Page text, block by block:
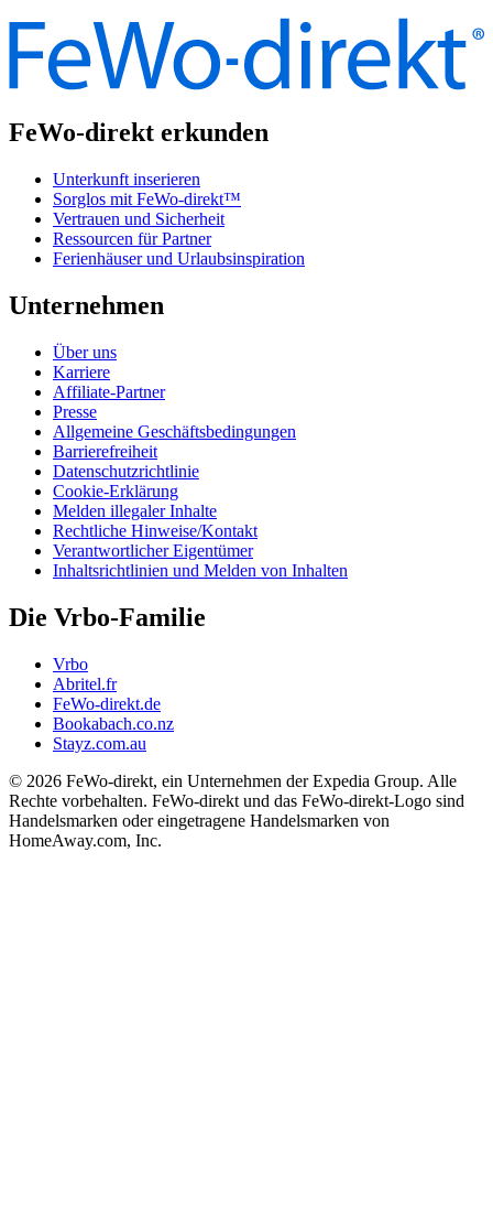
FeWo-direkt erkunden
Unterkunft inserieren
Sorglos mit FeWo-direkt™
Vertrauen und Sicherheit
Ressourcen für Partner
Ferienhäuser und Urlaubsinspiration
Unternehmen
Über uns
Karriere
Affiliate-Partner
Presse
Allgemeine Geschäftsbedingungen
Barrierefreiheit
Datenschutzrichtlinie
Cookie-Erklärung
Melden illegaler Inhalte
Rechtliche Hinweise/Kontakt
Verantwortlicher Eigentümer
Inhaltsrichtlinien und Melden von Inhalten
Die Vrbo-Familie
Vrbo
Abritel.fr
FeWo-direkt.de
Bookabach.co.nz
Stayz.com.au
© 2026 FeWo-direkt, ein Unternehmen der Expedia Group. Alle
Rechte vorbehalten. FeWo-direkt und das FeWo-direkt-Logo sind
Handelsmarken oder eingetragene Handelsmarken von
HomeAway.com, Inc.